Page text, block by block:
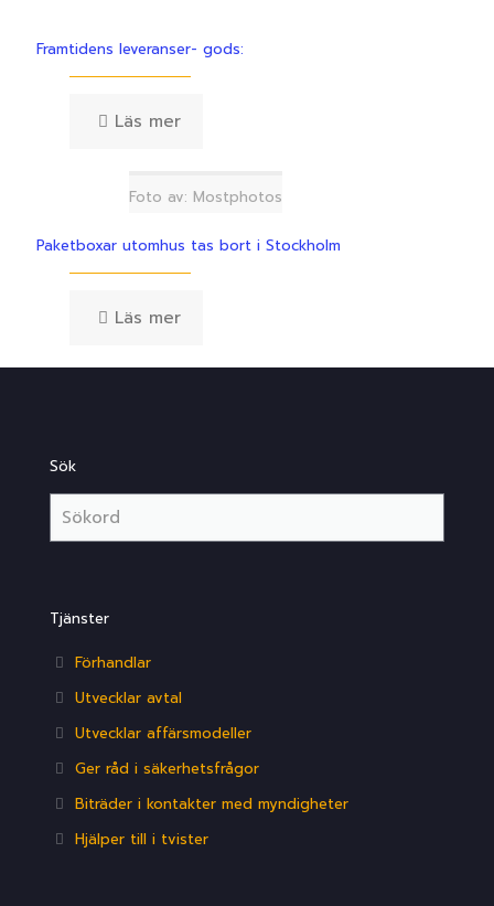
Framtidens leveranser- gods:
Läs mer
Foto av: Mostphotos
Paketboxar utomhus tas bort i Stockholm
Läs mer
Sök
Tjänster
Förhandlar
Utvecklar avtal
Utvecklar affärsmodeller
Ger råd i säkerhetsfrågor
Biträder i kontakter med myndigheter
Hjälper till i tvister